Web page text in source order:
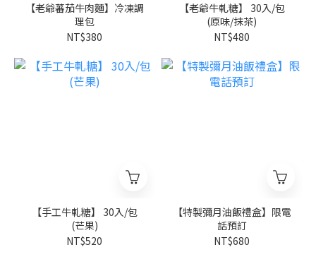
【老爺蕃茄牛肉麵】冷凍調
理包
NT$380
【老爺牛軋糖】 30入/包
(原味/抹茶)
NT$480
【手工牛軋糖】 30入/包
(芒果)
NT$520
【特製彌月油飯禮盒】限電
話預訂
NT$680